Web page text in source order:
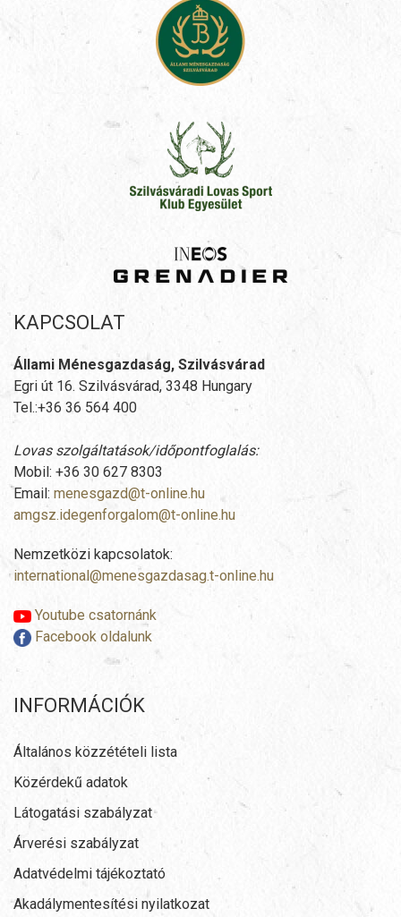
KAPCSOLAT
Állami Ménesgazdaság, Szilvásvárad
Egri út 16. Szilvásvárad, 3348 Hungary
Tel.:+36 36 564 400
Lovas szolgáltatások/időpontfoglalás:
Mobil: +36 30 627 8303
Email: menesgazd@t-online.hu
amgsz.idegenforgalom@t-online.hu
Nemzetközi kapcsolatok:
international@menesgazdasag.t-online.hu
Youtube csatornánk
Facebook oldalunk
INFORMÁCIÓK
Általános közzétételi lista
Közérdekű adatok
Látogatási szabályzat
Árverési szabályzat
Adatvédelmi tájékoztató
Akadálymentesítési nyilatkozat